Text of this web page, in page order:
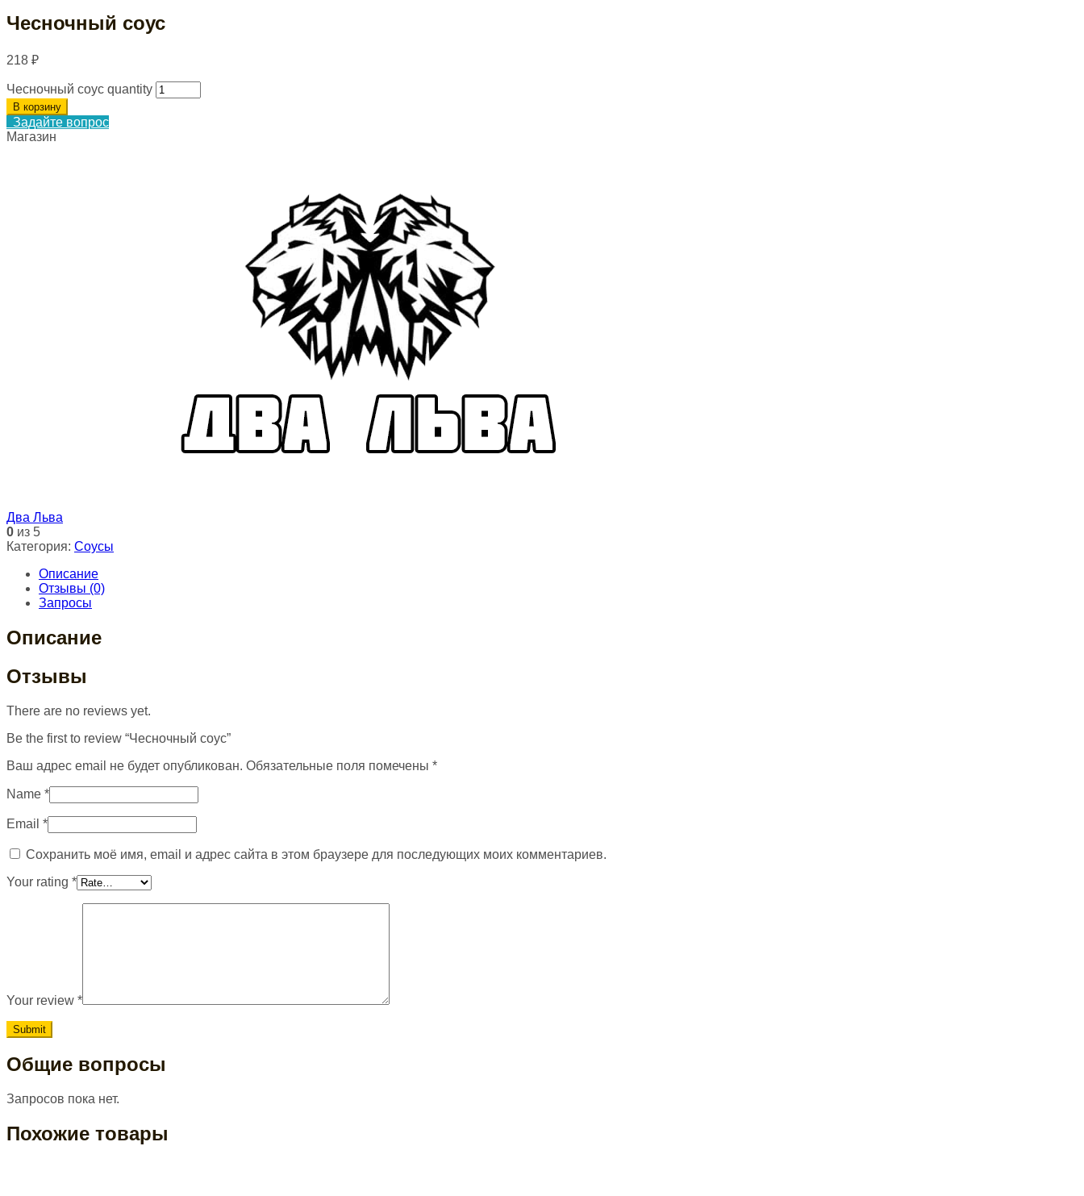
Чесночный соус
218 ₽
Чесночный соус quantity
В корзину
Задайте вопрос
Магазин
Два Льва
0 из 5
Категория: Соусы
Описание
Отзывы (0)
Запросы
Описание
Отзывы
There are no reviews yet.
Be the first to review “Чесночный соус”
Ваш адрес email не будет опубликован. Обязательные поля помечены *
Name *
Email *
Сохранить моё имя, email и адрес сайта в этом браузере для последующих моих комментариев.
Your rating *
Your review *
Общие вопросы
Запросов пока нет.
Похожие товары